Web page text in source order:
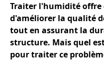
Traiter l'humidité offre
d'améliorer la qualité
tout en assurant la
structure. Mais quel
pour traiter ce